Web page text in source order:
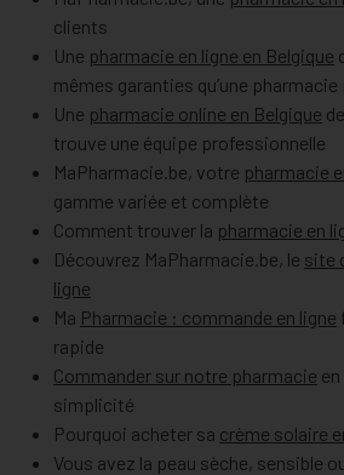
clients
Une pharmacie en ligne en Belgique
mêmes garanties qu’une pharmacie
Une pharmacie online en Belgique
trouve une équipe professionnelle
MaPharmacie.be, votre pharmacie
gamme variée et complète
Comment trouver la pharmacie en
Découvrez MaPharmacie.be, le site
ligne
Ma Pharmacie : commande en ligne
rapide
Commander sur notre pharmacie
simplicité
Pourquoi acheter sa crème solaire
Vous avez la peau sèche, sensible